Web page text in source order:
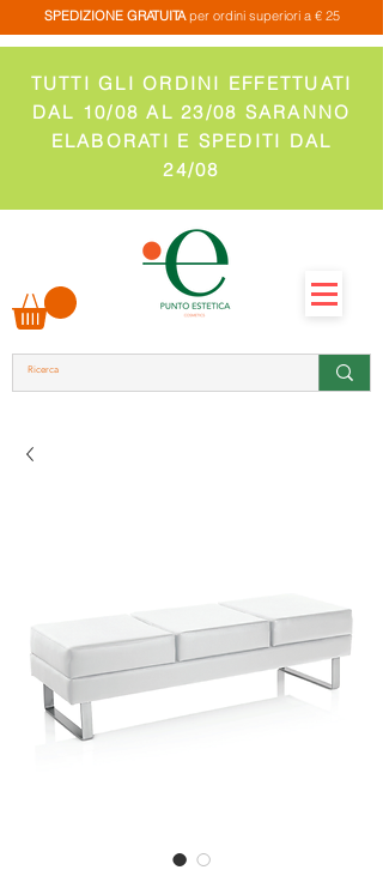
SPEDIZIONE GRATUITAper ordini superiori a € 25
TUTTI GLI ORDINI EFFETTUATI
DAL 10/08 AL 23/08 SARANNO
ELABORATI E SPEDITI DAL
24/08